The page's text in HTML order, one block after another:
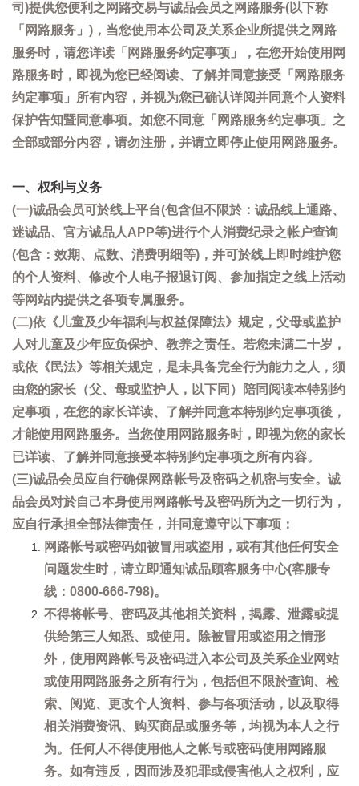
司)提供您便利之网路交易与诚品会员之网路服务(以下称
「网路服务」)，当您使用本公司及关系企业所提供之网路
服务时，请您详读「网路服务约定事项」，在您开始使用网
路服务时，即视为您已经阅读、了解并同意接受「网路服务
约定事项」所有内容，并视为您已确认详阅并同意个人资料
保护告知暨同意事项。如您不同意「网路服务约定事项」之
全部或部分内容，请勿注册，并请立即停止使用网路服务。
一、权利与义务
(一)诚品会员可於线上平台(包含但不限於：诚品线上通路、
迷诚品、官方诚品人APP等)进行个人消费纪录之帐户查询
(包含：效期、点数、消费明细等)，并可於线上即时维护您
的个人资料、修改个人电子报退订阅、参加指定之线上活动
等网站内提供之各项专属服务。
(二)依《儿童及少年福利与权益保障法》规定，父母或监护
人对儿童及少年应负保护、教养之责任。若您未满二十岁，
或依《民法》等相关规定，是未具备完全行为能力之人，须
由您的家长（父、母或监护人，以下同）陪同阅读本特别约
定事项，在您的家长详读、了解并同意本特别约定事项後，
才能使用网路服务。当您使用网路服务时，即视为您的家长
已详读、了解并同意接受本特别约定事项之所有内容。
(三)诚品会员应自行确保网路帐号及密码之机密与安全。诚
品会员对於自己本身使用网路帐号及密码所为之一切行为，
应自行承担全部法律责任，并同意遵守以下事项：
网路帐号或密码如被冒用或盗用，或有其他任何安全
问题发生时，请立即通知诚品顾客服务中心(客服专
线：0800-666-798)。
不得将帐号、密码及其他相关资料，揭露、泄露或提
供给第三人知悉、或使用。除被冒用或盗用之情形
外，使用网路帐号及密码进入本公司及关系企业网站
或使用网路服务之所有行为，包括但不限於查询、检
索、阅览、更改个人资料、参与各项活动，以及取得
相关消费资讯、购买商品或服务等，均视为本人之行
为。任何人不得使用他人之帐号或密码使用网路服
务。如有违反，因而涉及犯罪或侵害他人之权利，应